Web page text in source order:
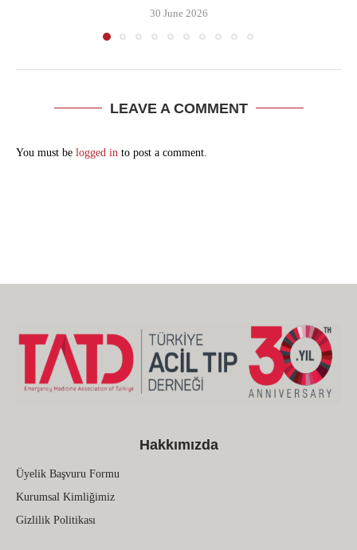
30 June 2026
LEAVE A COMMENT
You must be logged in to post a comment.
Hakkımızda
Üyelik Başvuru Formu
Kurumsal Kimliğimiz
Gizlilik Politikası